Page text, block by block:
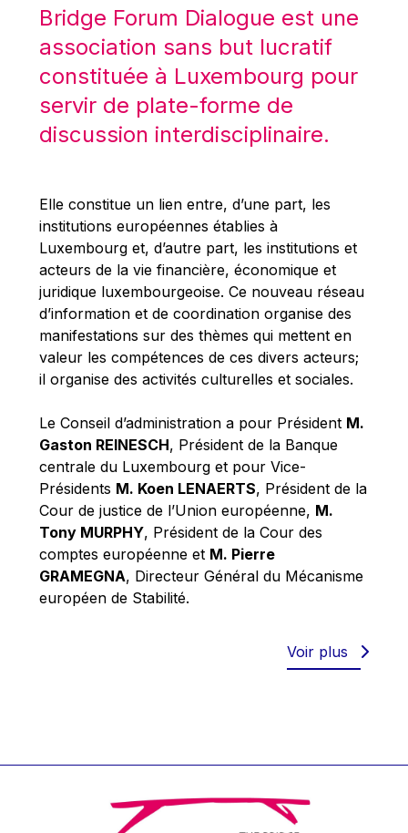
Mario Centeno
Mario Monti
Maroš ŠEFČOVIČ
Martin Bailey
Martine Reicherts
Michael Sohlman
Michel Goedert
Mireille Delmas-Marty
Nobuo Tanaka
Otmar Issing
Paolo Mengozzi
Paschal Donohoe
Pat Cox
Patrizia Nanz
Philippe Maystadt
Pierre Gramegna
Richard Pelly
Robert Goebbels
Robert REYNDERS
Timothy Radcliffe
Vaclav Klaus
Vassilios Skouris
Bridge Forum Dialogue est une
association sans but lucratif
constituée à Luxembourg pour
servir de plate-forme de
discussion interdisciplinaire.
Elle constitue un lien entre, d’une part, les
institutions européennes établies à
Luxembourg et, d’autre part, les institutions et
acteurs de la vie financière, économique et
juridique luxembourgeoise. Ce nouveau réseau
d’information et de coordination organise des
manifestations sur des thèmes qui mettent en
valeur les compétences de ces divers acteurs;
il organise des activités culturelles et sociales.
Le Conseil d’administration a pour Président M.
Gaston REINESCH, Président de la Banque
centrale du Luxembourg et pour Vice-
Présidents M. Koen LENAERTS, Président de la
Cour de justice de l’Union européenne, M.
Tony MURPHY, Président de la Cour des
comptes européenne et M. Pierre
GRAMEGNA, Directeur Général du Mécanisme
européen de Stabilité.
Voir plus